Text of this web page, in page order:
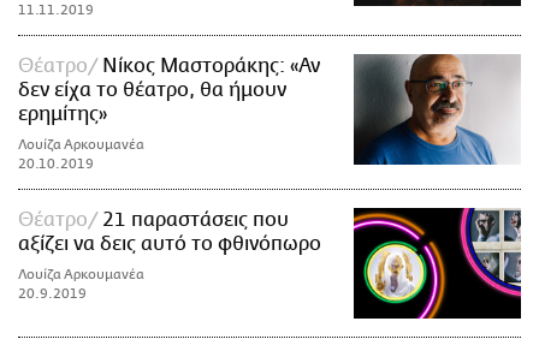
11.11.2019
Θέατρο
Νίκος Μαστοράκης: «Αν
δεν είχα το θέατρο, θα ήμουν
ερημίτης»
Λουίζα Αρκουμανέα
20.10.2019
Θέατρο
21 παραστάσεις που
αξίζει να δεις αυτό το φθινόπωρο
Λουίζα Αρκουμανέα
20.9.2019